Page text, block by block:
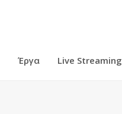
Έργα Live Streaming